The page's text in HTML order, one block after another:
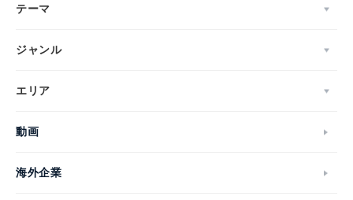
テーマ
ジャンル
エリア
動画
海外企業